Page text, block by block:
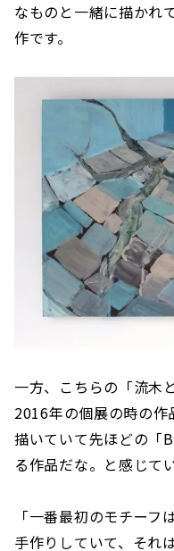
なものと一緒に描かれ
作です。
一方、こちらの「流木
2016年の個展の時の作
描いていて先ほどの「
る作品だな。と感じて
「一番最初のモチーフ
手作りしていて、それ